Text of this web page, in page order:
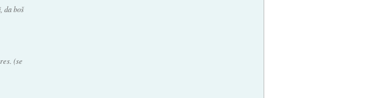
da boš
(se